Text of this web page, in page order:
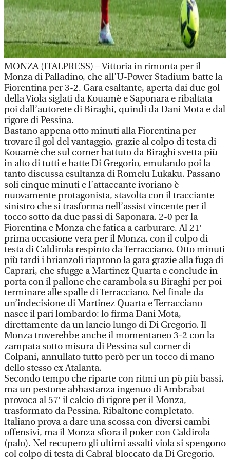
MONZA (ITALPRESS) – Vittoria in rimonta per il
Monza di Palladino, che all’U-Power Stadium batte la
Fiorentina per 3-2. Gara esaltante, aperta dai due gol
della Viola siglati da Kouamè e Saponara e ribaltata
poi dall’autorete di Biraghi, quindi da Dani Mota e dal
rigore di Pessina.
Bastano appena otto minuti alla Fiorentina per
trovare il gol del vantaggio, grazie al colpo di testa di
Kouamè che sul corner battuto da Biraghi svetta più
in alto di tutti e batte Di Gregorio, emulando poi la
tanto discussa esultanza di Romelu Lukaku. Passano
soli cinque minuti e l’attaccante ivoriano è
nuovamente protagonista, stavolta con il tracciante
sinistro che si trasforma nell’assist vincente per il
tocco sotto da due passi di Saponara. 2-0 per la
Fiorentina e Monza che fatica a carburare. Al 21′
prima occasione vera per il Monza, con il colpo di
testa di Caldirola respinto da Terracciano. Otto minuti
più tardi i brianzoli riaprono la gara grazie alla fuga di
Caprari, che sfugge a Martinez Quarta e conclude in
porta con il pallone che carambola su Biraghi per poi
terminare alle spalle di Terracciano. Nel finale da
un’indecisione di Martinez Quarta e Terracciano
nasce il pari lombardo: lo firma Dani Mota,
direttamente da un lancio lungo di Di Gregorio. Il
Monza troverebbe anche il momentaneo 3-2 con la
zampata sotto misura di Pessina sul corner di
Colpani, annullato tutto però per un tocco di mano
dello stesso ex Atalanta.
Secondo tempo che riparte con ritmi un pò più bassi,
ma un pestone abbastanza ingenuo di Ambrabat
provoca al 57′ il calcio di rigore per il Monza,
trasformato da Pessina. Ribaltone completato.
Italiano prova a dare una scossa con diversi cambi
offensivi, ma il Monza sfiora il poker con Caldirola
(palo). Nel recupero gli ultimi assalti viola si spengono
col colpo di testa di Cabral bloccato da Di Gregorio.